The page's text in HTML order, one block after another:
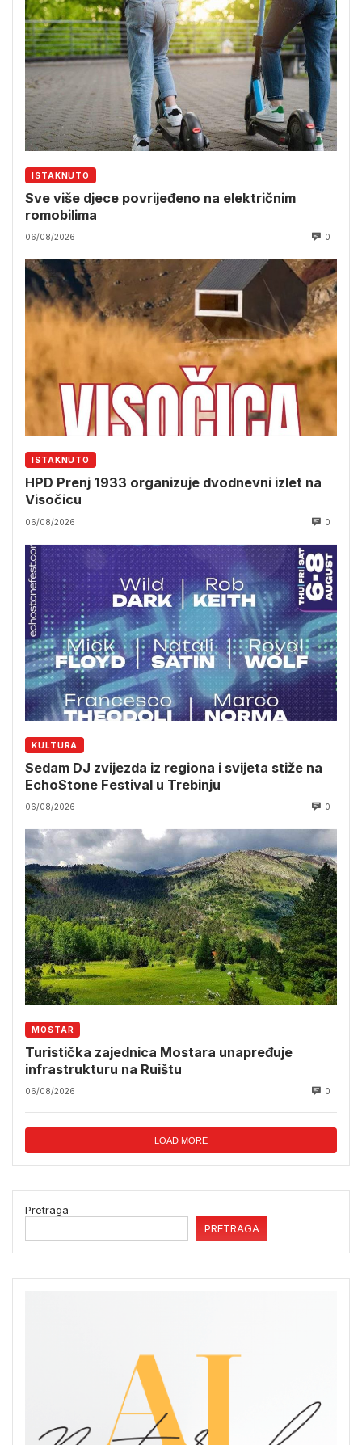
ISTAKNUTO
Sve više djece povrijeđeno na električnim
romobilima
06/08/2026 0
ISTAKNUTO
HPD Prenj 1933 organizuje dvodnevni izlet na
Visočicu
06/08/2026 0
KULTURA
Sedam DJ zvijezda iz regiona i svijeta stiže na
EchoStone Festival u Trebinju
06/08/2026 0
MOSTAR
Turistička zajednica Mostara unapređuje
infrastrukturu na Ruištu
06/08/2026 0
LOAD MORE
Pretraga
PRETRAGA